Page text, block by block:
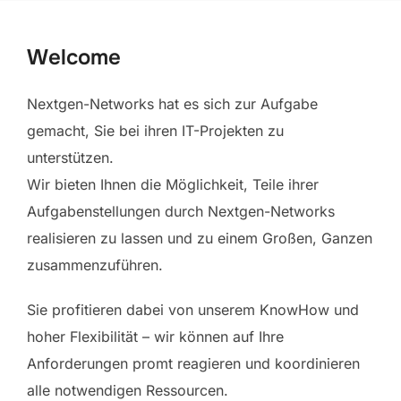
Welcome
Nextgen-Networks hat es sich zur Aufgabe
gemacht, Sie bei ihren IT-Projekten zu
unterstützen.
Wir bieten Ihnen die Möglichkeit, Teile ihrer
Aufgabenstellungen durch Nextgen-Networks
realisieren zu lassen und zu einem Großen, Ganzen
zusammenzuführen.
Sie profitieren dabei von unserem KnowHow und
hoher Flexibilität – wir können auf Ihre
Anforderungen promt reagieren und koordinieren
alle notwendigen Ressourcen.